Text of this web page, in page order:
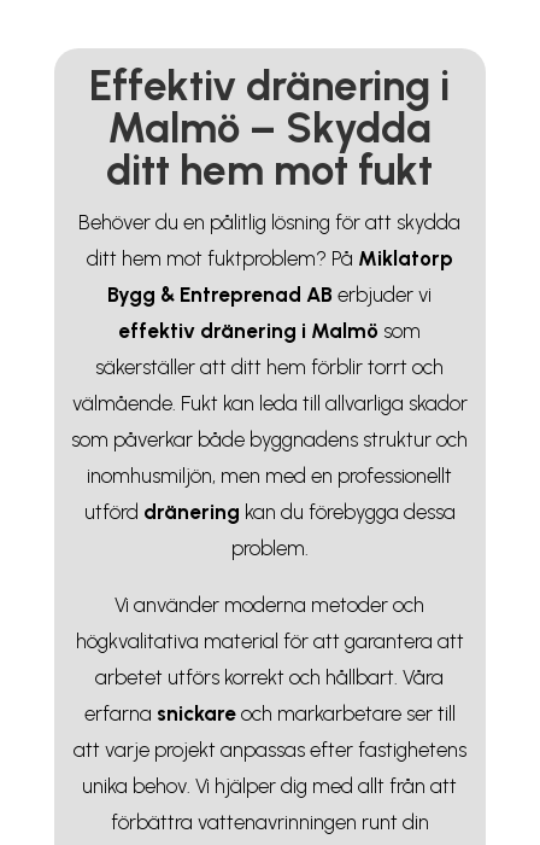
Effektiv dränering i
Malmö – Skydda
ditt hem mot fukt
Behöver du en pålitlig lösning för att skydda
ditt hem mot fuktproblem? På Miklatorp
Bygg & Entreprenad AB erbjuder vi
effektiv dränering i Malmö som
säkerställer att ditt hem förblir torrt och
välmående. Fukt kan leda till allvarliga skador
som påverkar både byggnadens struktur och
inomhusmiljön, men med en professionellt
utförd dränering kan du förebygga dessa
problem.
Vi använder moderna metoder och
högkvalitativa material för att garantera att
arbetet utförs korrekt och hållbart. Våra
erfarna snickareoch markarbetare ser till
att varje projekt anpassas efter fastighetens
unika behov. Vi hjälper dig med allt från att
förbättra vattenavrinningen runt din